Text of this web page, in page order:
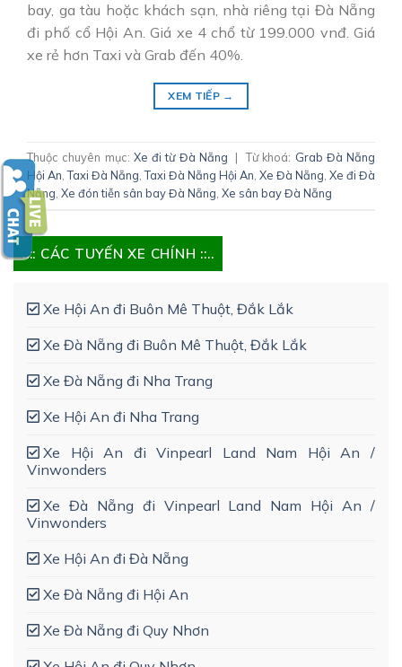
bay, ga tàu hoặc khách sạn, nhà riêng tại Đà Nẵng
đi phố cổ Hội An. Giá xe 4 chổ từ 199.000 vnđ. Giá
xe rẻ hơn Taxi và Grab đến 40%.
XEM TIẾP →
Thuộc chuyên mục: Xe đi từ Đà Nẵng | Từ khoá: Grab Đà Nẵng
Hội An,Taxi Đà Nẵng,Taxi Đà Nẵng Hội An, Xe Đà Nẵng, Xe đi Đà
Nẵng, Xe đón tiễn sân bay Đà Nẵng, Xe sân bay Đà Nẵng
..:: CÁC TUYẾN XE CHÍNH ::..
Xe Hội An đi Buôn Mê Thuột, Đắk Lắk
Xe Đà Nẵng đi Buôn Mê Thuột, Đắk Lắk
Xe Đà Nẵng đi Nha Trang
Xe Hội An đi Nha Trang
Xe Hội An đi Vinpearl Land Nam Hội An /
Vinwonders
Xe Đà Nẵng đi Vinpearl Land Nam Hội An /
Vinwonders
Xe Hội An đi Đà Nẵng
Xe Đà Nẵng đi Hội An
Xe Đà Nẵng đi Quy Nhơn